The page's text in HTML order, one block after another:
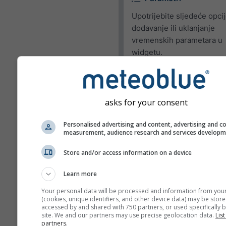
Upotrijebite sljedeće
dodavanje ili uklanjanje
vremenskih parametara u
widgetu.
Piktogram
Brzina vjetra
Relativna vlažnost
Oborine
asks for your consent
Personalised advertising and content, advertising and
measurement, audience research and services
Store and/or access information on a device
Learn more
Your personal data will be processed and information from
(cookies, unique identifiers, and other device data) may be
accessed by and shared with 750 partners, or used specifically
site. We and our partners may use precise geolocation data.
partners.